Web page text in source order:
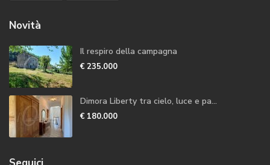
Novità
Il respiro della campagna
€ 235.000
Dimora Liberty tra cielo, luce e pa...
€ 180.000